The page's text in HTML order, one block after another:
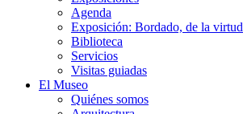
Agenda
Exposición: Bordado, de la virtud
Biblioteca
Servicios
Visitas guiadas
El Museo
Quiénes somos